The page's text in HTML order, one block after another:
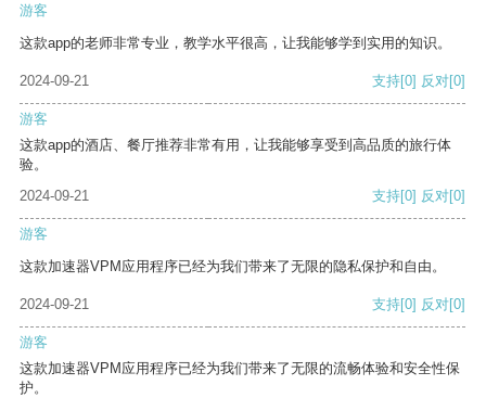
游客
这款app的老师非常专业，教学水平很高，让我能够学到实用的知识。
2024-09-21 支持[0] 反对[0]
游客
这款app的酒店、餐厅推荐非常有用，让我能够享受到高品质的旅行体
验。
2024-09-21
支持[0] 反对[0]
游客
这款加速器VPM应用程序已经为我们带来了无限的隐私保护和自由。
2024-09-21 支持[0] 反对[0]
游客
这款加速器VPM应用程序已经为我们带来了无限的流畅体验和安全性保
护。